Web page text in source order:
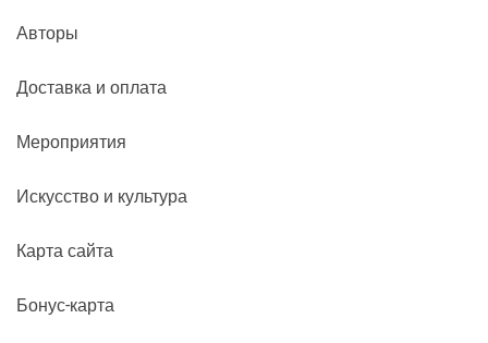
Авторы
Доставка и оплата
Мероприятия
Искусство и культура
Карта сайта
Бонус-карта